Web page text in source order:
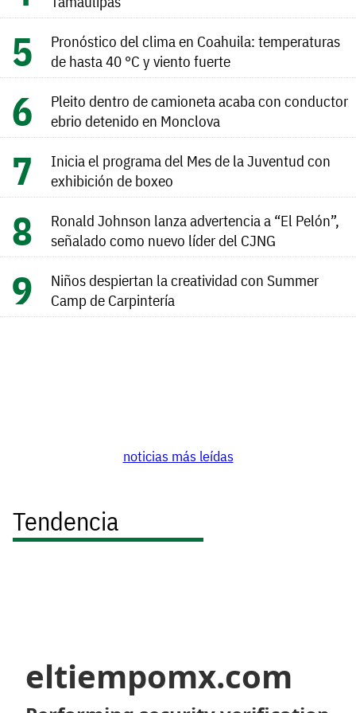
Pronóstico del clima en Coahuila: temperaturas
de hasta 40 °C y viento fuerte
Pleito dentro de camioneta acaba con conductor
ebrio detenido en Monclova
Inicia el programa del Mes de la Juventud con
exhibición de boxeo
Ronald Johnson lanza advertencia a “El Pelón”,
señalado como nuevo líder del CJNG
Niños despiertan la creatividad con Summer
Camp de Carpintería
noticias más leídas
Tendencia